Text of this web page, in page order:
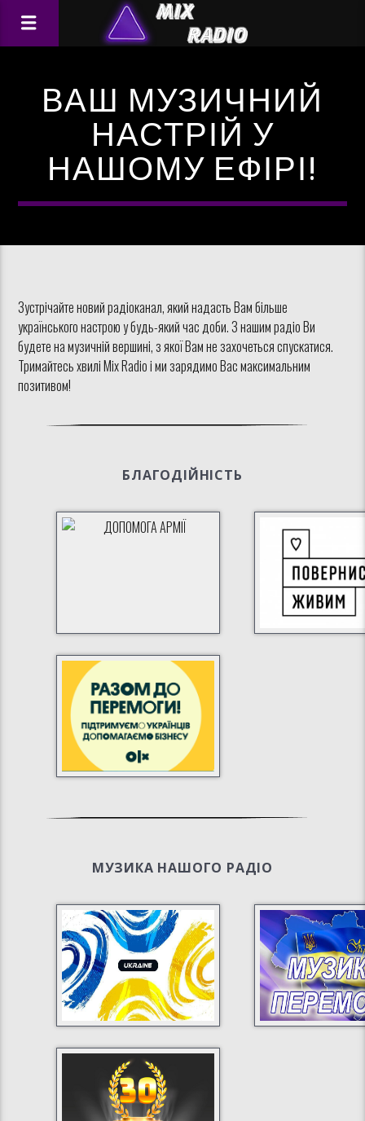
ВАШ МУЗИЧНИЙ
НАСТРІЙ У
НАШОМУ ЕФІРІ!
Зустрічайте новий радіоканал, який надасть Вам більше
українського настрою у будь-який час доби. З нашим радіо Ви
будете на музичній вершині, з якої Вам не захочеться спускатися.
Тримайтесь хвилі Mix Radio і ми зарядимо Вас максимальним
позитивом!
БЛАГОДІЙНІСТЬ
МУЗИКА НАШОГО РАДІО